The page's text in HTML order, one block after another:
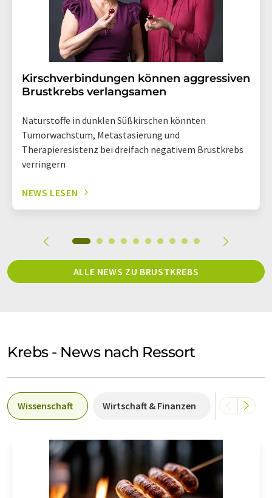
Kirschverbindungen können aggressiven
Brustkrebs verlangsamen
Naturstoffe in dunklen Süßkirschen könnten
Tumorwachstum, Metastasierung und
Therapieresistenz bei dreifach negativem Brustkrebs
verringern
NEWS LESEN
ALLE NEWS ZU BRUSTKREBS
Krebs - News nach Ressort
Wissenschaft Wirtschaft & Finanzen Politik &